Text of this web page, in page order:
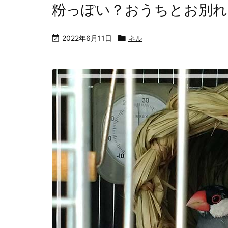
粉っぽい？おうちとお別
 2022年6月11日  ネル